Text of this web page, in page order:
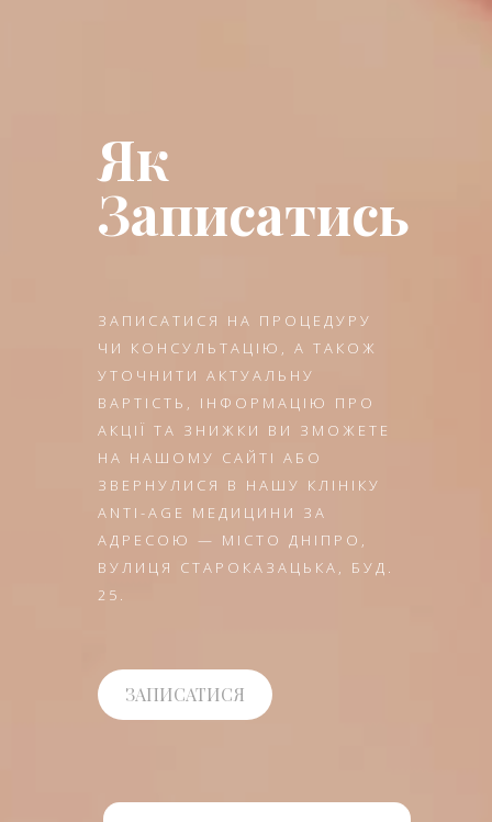
Як
Записатись
ЗАПИСАТИСЯ НА ПРОЦЕДУРУ
ЧИ КОНСУЛЬТАЦІЮ, А ТАКОЖ
УТОЧНИТИ АКТУАЛЬНУ
ВАРТІСТЬ, ІНФОРМАЦІЮ ПРО
АКЦІЇ ТА ЗНИЖКИ ВИ ЗМОЖЕТЕ
НА НАШОМУ САЙТІ АБО
ЗВЕРНУЛИСЯ В НАШУ КЛІНІКУ
ANTI-AGE МЕДИЦИНИ ЗА
АДРЕСОЮ — МІСТО ДНІПРО,
ВУЛИЦЯ СТАРОКАЗАЦЬКА, БУД.
25.
ЗАПИСАТИСЯ